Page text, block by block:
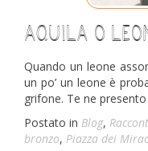
Aquila o
Quando un leone
un po’ un leone è
grifone. Te ne
Postato in Blog,
bronzo, Piazza dei